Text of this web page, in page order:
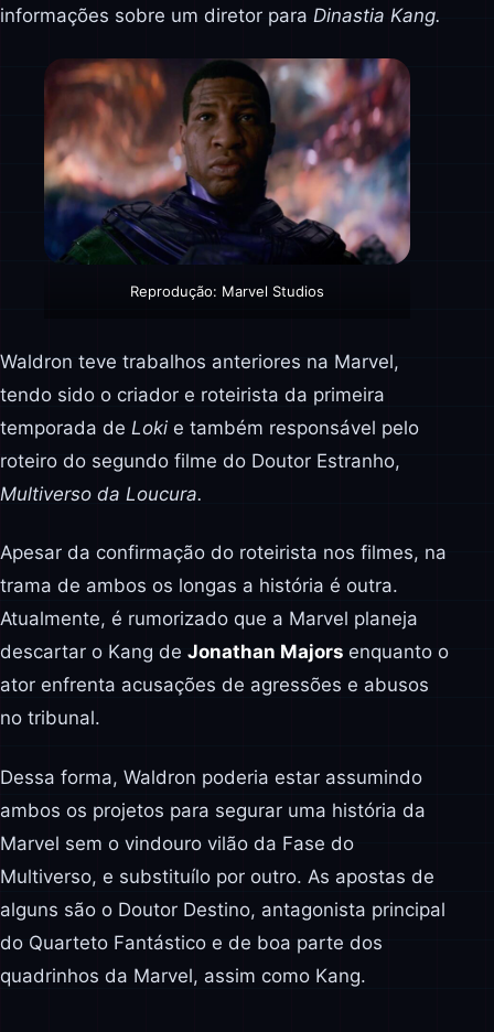
informações sobre um diretor para Dinastia Kang.
Reprodução: Marvel Studios
Waldron teve trabalhos anteriores na Marvel,
tendo sido o criador e roteirista da primeira
temporada de Loki e também responsável pelo
roteiro do segundo filme do Doutor Estranho,
Multiverso da Loucura.
Apesar da confirmação do roteirista nos filmes, na
trama de ambos os longas a história é outra.
Atualmente, é rumorizado que a Marvel planeja
descartar o Kang de Jonathan Majors enquanto o
ator enfrenta acusações de agressões e abusos
no tribunal.
Dessa forma, Waldron poderia estar assumindo
ambos os projetos para segurar uma história da
Marvel sem o vindouro vilão da Fase do
Multiverso, e substituílo por outro. As apostas de
alguns são o Doutor Destino, antagonista principal
do Quarteto Fantástico e de boa parte dos
quadrinhos da Marvel, assim como Kang.